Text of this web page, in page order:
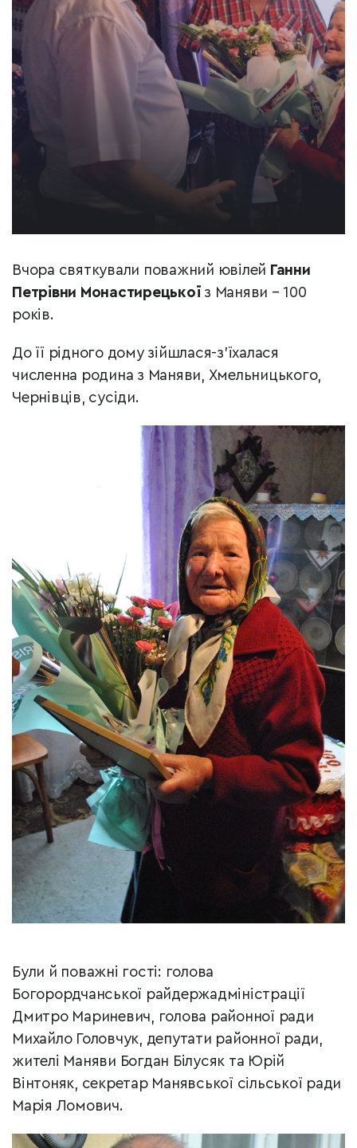
Вчора святкували поважний ювілей Ганни
Петрівни Монастирецькоїз Маняви – 100
років.
До її рідного дому зійшлася-з’їхалася
численна родина з Маняви, Хмельницького,
Чернівців, сусіди.
Були й поважні гості: голова
Богорордчанської райдержадміністрації
Дмитро Мариневич, голова районної ради
Михайло Головчук, депутати районної ради,
жителі Маняви Богдан Білусяк та Юрій
Вінтоняк, секретар Манявської сільської ради
Марія Ломович.